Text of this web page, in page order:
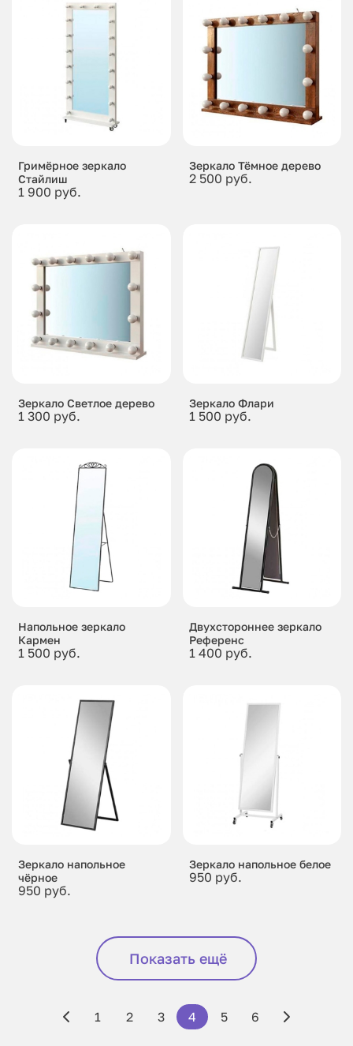
Гримёрное зеркало
Стайлиш
1 900 руб.
Зеркало Тёмное дерево
2 500 руб.
Зеркало Светлое дерево
1 300 руб.
Зеркало Флари
1 500 руб.
Напольное зеркало
Кармен
1 500 руб.
Двухстороннее зеркало
Референс
1 400 руб.
Зеркало напольное
чёрное
950 руб.
Зеркало напольное белое
950 руб.
Показать ещё
1 2 3 4 5 6